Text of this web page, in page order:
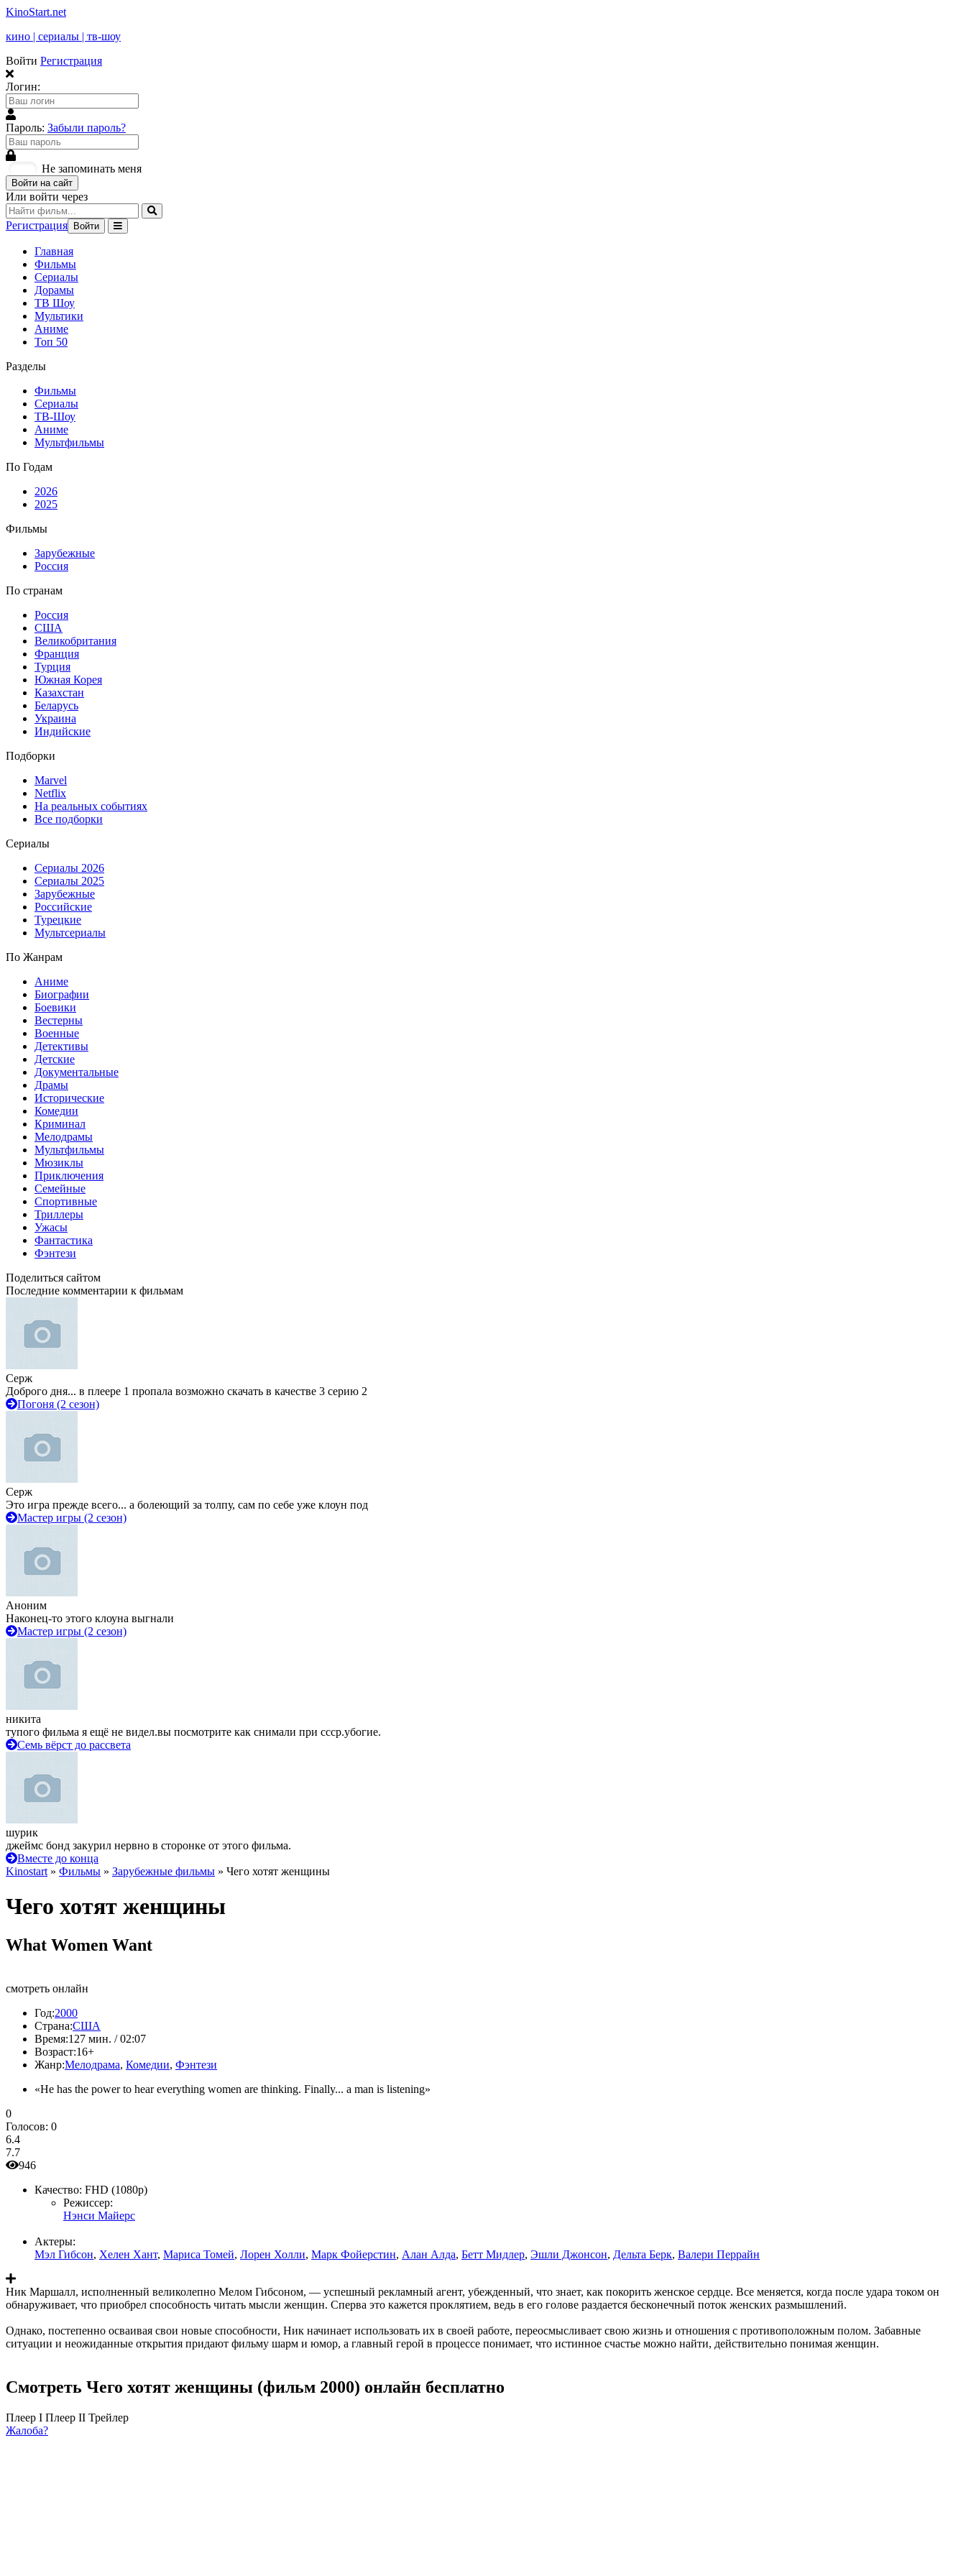
KinoStart.net
кино | сериалы | тв-шоу
Войти Регистрация
Логин:
Пароль: Забыли пароль?
Не запоминать меня
Войти на сайт
Или войти через
Регистрация Войти
Главная
Фильмы
Сериалы
Дорамы
ТВ Шоу
Мультики
Аниме
Топ 50
Разделы
Фильмы
Сериалы
ТВ-Шоу
Аниме
Мультфильмы
По Годам
2026
2025
Фильмы
Зарубежные
Россия
По странам
Россия
США
Великобритания
Франция
Турция
Южная Корея
Казахстан
Беларусь
Украина
Индийские
Подборки
Marvel
Netflix
На реальных событиях
Все подборки
Сериалы
Сериалы 2026
Сериалы 2025
Зарубежные
Российские
Турецкие
Мультсериалы
По Жанрам
Аниме
Биографии
Боевики
Вестерны
Военные
Детективы
Детские
Документальные
Драмы
Исторические
Комедии
Криминал
Мелодрамы
Мультфильмы
Мюзиклы
Приключения
Семейные
Спортивные
Триллеры
Ужасы
Фантастика
Фэнтези
Поделиться сайтом
Последние комментарии к фильмам
Серж
Доброго дня... в плеере 1 пропала возможно скачать в качестве 3 серию 2
Погоня (2 сезон)
Серж
Это игра прежде всего... а болеющий за толпу, сам по себе уже клоун под
Мастер игры (2 сезон)
Аноним
Наконец-то этого клоуна выгнали
Мастер игры (2 сезон)
никита
тупого фильма я ещё не видел.вы посмотрите как снимали при ссср.убогие.
Семь вёрст до рассвета
шурик
джеймс бонд закурил нервно в сторонке от этого фильма.
Вместе до конца
Kinostart » Фильмы » Зарубежные фильмы » Чего хотят женщины
Чего хотят женщины
What Women Want
смотреть онлайн
Год:2000
Страна:США
Время:127 мин. / 02:07
Возраст:16+
Жанр:Мелодрама, Комедии, Фэнтези
«He has the power to hear everything women are thinking. Finally... a man is listening»
0
Голосов: 0
6.4
7.7
946
Качество: FHD (1080p)
Режиссер:
Нэнси Майерс
Актеры:
Мэл Гибсон, Хелен Хант, Мариса Томей, Лорен Холли, Марк Фойерстин, Алан Алда, Бетт Мидлер, Эшли Джонсон, Дельта Берк, Валери Перрайн
Ник Маршалл, исполненный великолепно Мелом Гибсоном, — успешный рекламный агент, убежденный, что знает, как покорить женское сердце. Все меняется, когда после удара током он
обнаруживает, что приобрел способность читать мысли женщин. Сперва это кажется проклятием, ведь в его голове раздается бесконечный поток женских размышлений.
Однако, постепенно осваивая свои новые способности, Ник начинает использовать их в своей работе, переосмысливает свою жизнь и отношения с противоположным полом. Забавные
ситуации и неожиданные открытия придают фильму шарм и юмор, а главный герой в процессе понимает, что истинное счастье можно найти, действительно понимая женщин.
Смотреть Чего хотят женщины (фильм 2000) онлайн бесплатно
Плеер I Плеер II Трейлер
Жалоба?